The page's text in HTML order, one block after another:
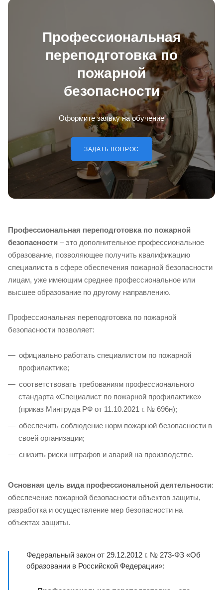
Профессиональная
переподготовка по
пожарной
безопасности
Оформите заявку на обучение
ЗАДАТЬ ВОПРОС
Профессиональная переподготовка по пожарной
безопасности – это дополнительное профессиональное
образование, позволяющее получить квалификацию
специалиста в сфере обеспечения пожарной безопасности
лицам, уже имеющим среднее профессиональное или
высшее образование по другому направлению.
Профессиональная переподготовка по пожарной
безопасности позволяет:
официально работать специалистом по пожарной
профилактике;
соответствовать требованиям профессионального
стандарта «Специалист по пожарной профилактике»
(приказ Минтруда РФ от 11.10.2021 г. № 696н);
обеспечить соблюдение норм пожарной безопасности в
своей организации;
снизить риски штрафов и аварий на производстве.
Основная цель вида профессиональной деятельности:
обеспечение пожарной безопасности объектов защиты,
разработка и осуществление мер безопасности на
объектах защиты.
Федеральный закон от 29.12.2012 г. № 273-ФЗ «Об
образовании в Российской Федерации»: